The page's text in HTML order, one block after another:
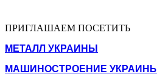
ПРИГЛАШАЕМ ПОСЕТИТЬ
МЕТАЛЛ УКРАИНЫ
МАШИНОСТРОЕНИЕ УКРАИНЫ